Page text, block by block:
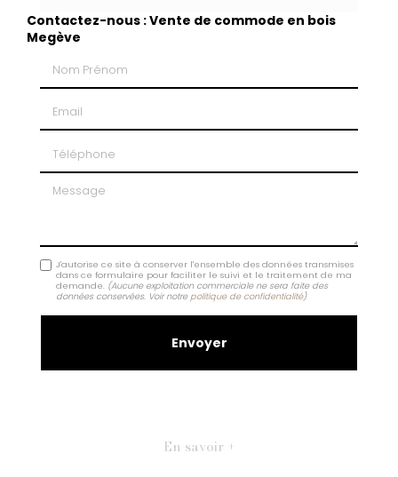
Contactez-nous : Vente de commode en bois
Megève
Message
J'autorise ce site à conserver l'ensemble des données transmises
dans ce formulaire pour faciliter le suivi et le traitement de ma
demande. (Aucune exploitation commerciale ne sera faite des
données conservées. Voir notre politique de confidentialité)
En savoir +